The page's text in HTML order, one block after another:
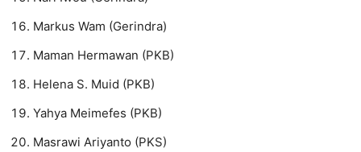
Markus Wam (Gerindra)
Maman Hermawan (PKB)
Helena S. Muid (PKB)
Yahya Meimefes (PKB)
Masrawi Ariyanto (PKS)